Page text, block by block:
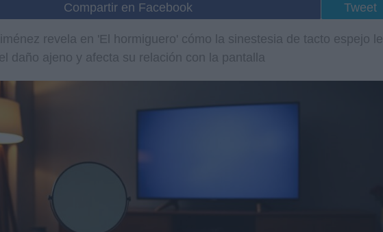
Compartir en Facebook Tweet
revela en 'El hormiguero' cómo la sinestesia de tacto espejo le
daño ajeno y afecta su relación con la pantalla